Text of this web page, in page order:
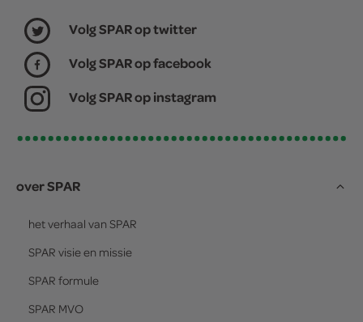
Volg SPAR op twitter
Volg SPAR op facebook
Volg SPAR op instagram
over SPAR
het verhaal van SPAR
SPAR visie en missie
SPAR formule
SPAR MVO